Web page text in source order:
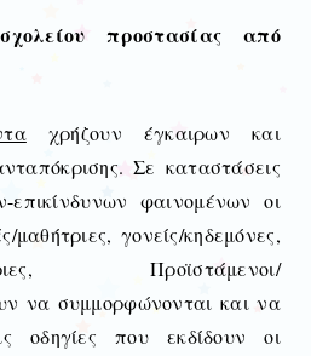
προστασίας από
χρήζουν έγκαιρων και
Σε καταστάσεις
επικίνδυνων φαινομένων οι
μαθήτριες, γονείς/κηδεμόνες,
Προϊστάμενοι/
να συμμορφώνονται και να
οδηγίες που εκδίδουν οι